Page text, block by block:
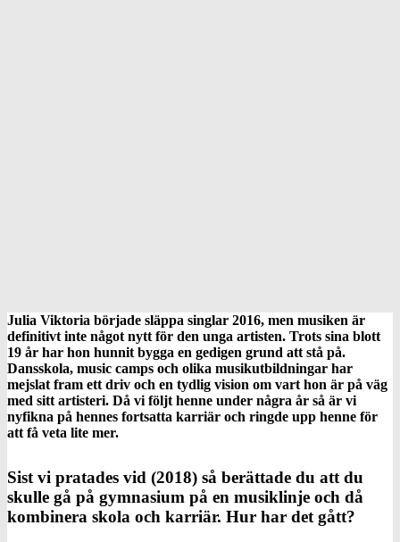
Julia Viktoria började släppa singlar 2016, men musiken är
definitivt inte något nytt för den unga artisten. Trots sina blott
19 år har hon hunnit bygga en gedigen grund att stå på.
Dansskola, music camps och olika musikutbildningar har
mejslat fram ett driv och en tydlig vision om vart hon är på väg
med sitt artisteri. Då vi följt henne under några år så är vi
nyfikna på hennes fortsatta karriär och ringde upp henne för
att få veta lite mer.
Sist vi pratades vid (2018) så berättade du att du
skulle gå på gymnasium på en musiklinje och då
kombinera skola och karriär. Hur har det gått?